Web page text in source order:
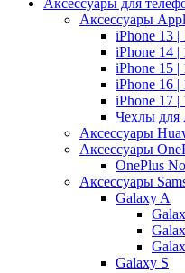
Аксессуары для
Аксессуары
iPhone 13 |
iPhone 14 |
iPhone 15 |
iPhone 16 |
iPhone 17 |
Чехлы для
Аксессуары
Аксессуары
OnePlus
Аксессуары
Galaxy A
Galaxy S